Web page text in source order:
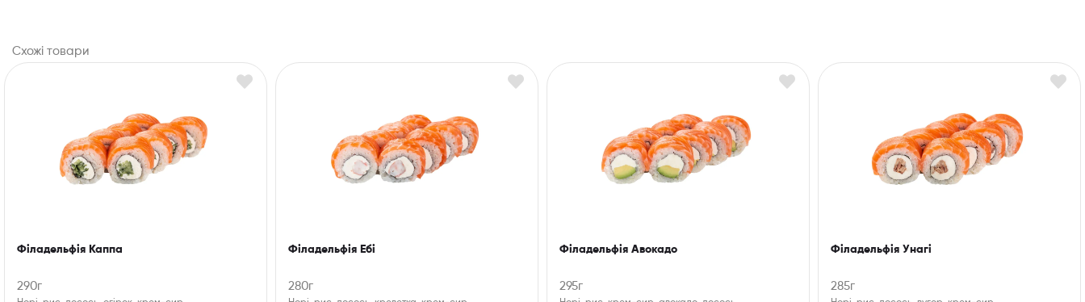
Схожі товари
Філадельфія Каппа
290г
Філадельфія Ебі
280г
Філадельфія Авокадо
295г
Філадельфія Унагі
285г